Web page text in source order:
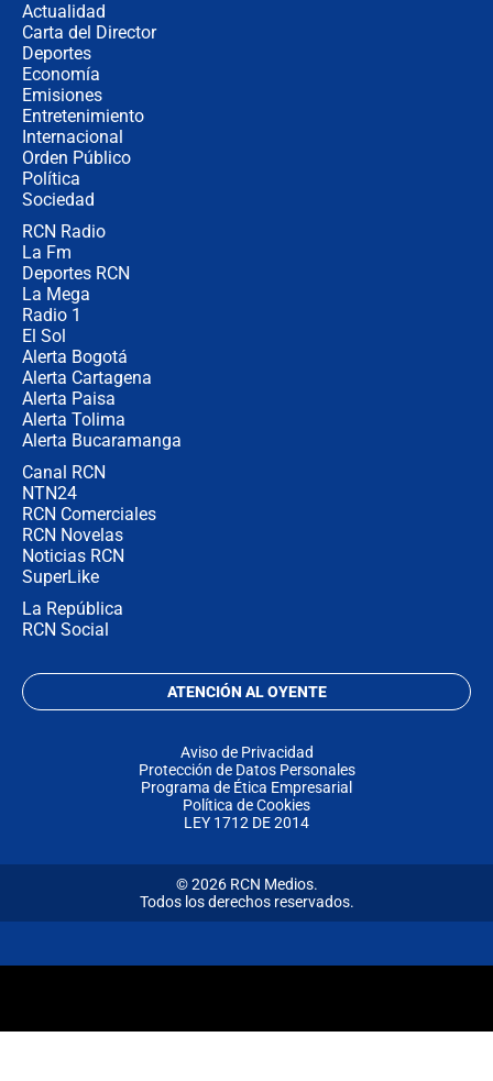
Actualidad
Carta del Director
Deportes
Economía
Emisiones
Entretenimiento
Internacional
Orden Público
Política
Sociedad
RCN Radio
La Fm
Deportes RCN
La Mega
Radio 1
El Sol
Alerta Bogotá
Alerta Cartagena
Alerta Paisa
Alerta Tolima
Alerta Bucaramanga
Canal RCN
NTN24
RCN Comerciales
RCN Novelas
Noticias RCN
SuperLike
La República
RCN Social
ATENCIÓN AL OYENTE
Aviso de Privacidad
Protección de Datos Personales
Programa de Ética Empresarial
Política de Cookies
LEY 1712 DE 2014
© 2026 RCN Medios.
Todos los derechos reservados.